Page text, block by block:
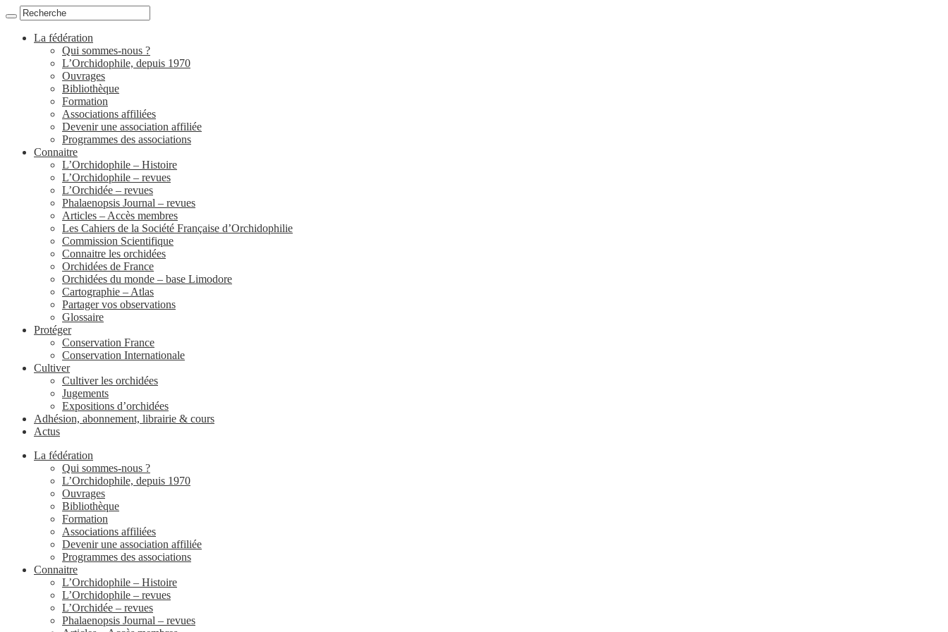
La fédération
Qui sommes-nous ?
L’Orchidophile, depuis 1970
Ouvrages
Bibliothèque
Formation
Associations affiliées
Devenir une association affiliée
Programmes des associations
Connaitre
L’Orchidophile – Histoire
L’Orchidophile – revues
L’Orchidée – revues
Phalaenopsis Journal – revues
Articles – Accès membres
Les Cahiers de la Société Française d’Orchidophilie
Commission Scientifique
Connaitre les orchidées
Orchidées de France
Orchidées du monde – base Limodore
Cartographie – Atlas
Partager vos observations
Glossaire
Protéger
Conservation France
Conservation Internationale
Cultiver
Cultiver les orchidées
Jugements
Expositions d’orchidées
Adhésion, abonnement, librairie & cours
Actus
La fédération
Qui sommes-nous ?
L’Orchidophile, depuis 1970
Ouvrages
Bibliothèque
Formation
Associations affiliées
Devenir une association affiliée
Programmes des associations
Connaitre
L’Orchidophile – Histoire
L’Orchidophile – revues
L’Orchidée – revues
Phalaenopsis Journal – revues